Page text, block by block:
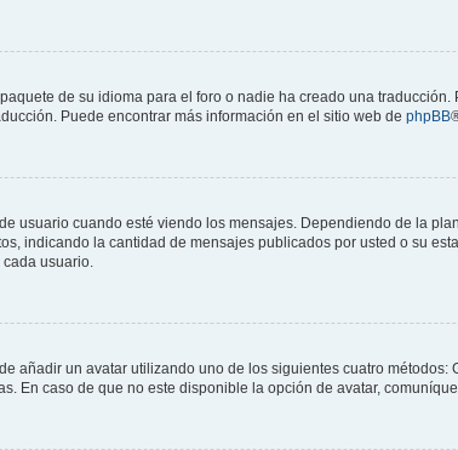
de su idioma para el foro o nadie ha creado una
Puede encontrar más información en el sitio web de phpBB
usuario cuando esté viendo los mensajes. Dependiendo de la
indicando la cantidad de mensajes publicados por usted o su
usuario.
añadir un avatar utilizando uno de los siguientes cuatro
En caso de que no este disponible la opción de avatar,